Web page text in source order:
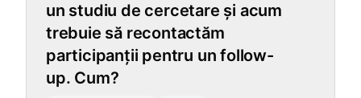
un studiu de cercetare și acum
trebuie să recontactăm
participanții pentru un follow-
up. Cum?